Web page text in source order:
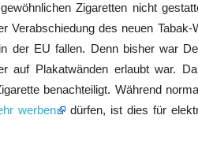
Zigaretten nicht
Verabschiedung des neuen Tabak-
der EU fallen. Denn bisher war
auf Plakatwänden erlaubt war.
benachteiligt. Während
werben
dürfen, ist dies für